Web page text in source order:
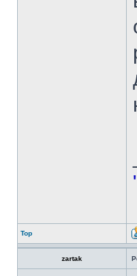
Top
zartak